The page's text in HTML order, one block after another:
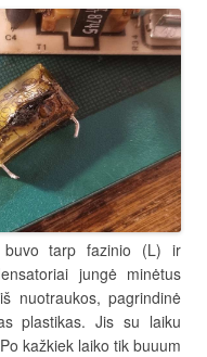
buvo tarp fazinio (L) ir
jungė minėtus
nuotraukos, pagrindinė
plastikas. Jis su laiku
kažkiek laiko tik buuum